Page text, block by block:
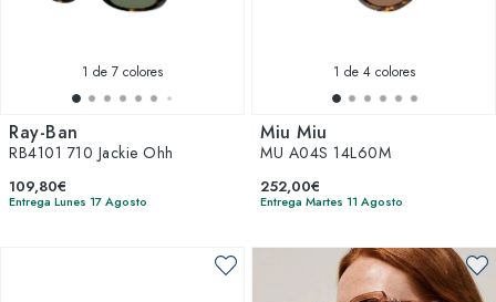
1 de 7 colores
Ray-Ban
RB4101 710 Jackie Ohh
109,80€
Entrega Lunes 17 Agosto
1 de 4 colores
Miu Miu
MU A04S 14L60M
252,00€
Entrega Martes 11 Agosto